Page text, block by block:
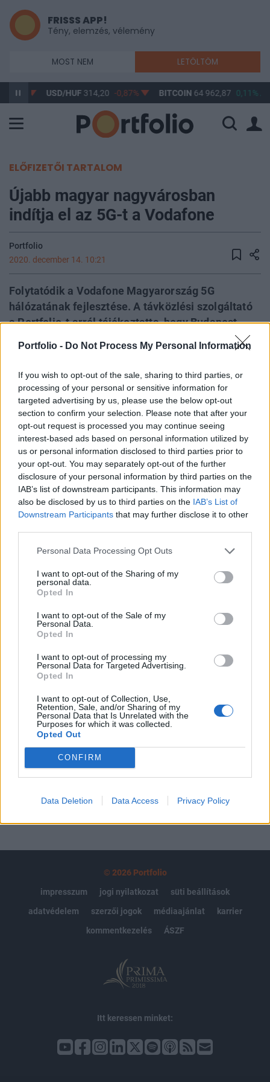
Portfolio - Do Not Process My Personal Information
If you wish to opt-out of the sale, sharing to third parties, or
processing of your personal or sensitive information for
targeted advertising by us, please use the below opt-out
section to confirm your selection. Please note that after your
opt-out request is processed you may continue seeing
interest-based ads based on personal information utilized by
us or personal information disclosed to third parties prior to
your opt-out. You may separately opt-out of the further
disclosure of your personal information by third parties on the
IAB’s list of downstream participants. This information may
also be disclosed by us to third parties on the IAB’s List of
Downstream Participants that may further disclose it to other
Personal Data Processing Opt Outs
I want to opt-out of the Sharing of my
personal data.
Opted In
I want to opt-out of the Sale of my
Personal Data.
Opted In
I want to opt-out of processing my
Personal Data for Targeted Advertising.
Opted In
I want to opt-out of Collection, Use,
Retention, Sale, and/or Sharing of my
Personal Data that Is Unrelated with the
Purposes for which it was collected.
Opted Out
CONFIRM
Data Deletion Data Access Privacy Policy
FRISSS APP!
Tény, elemzés, vélemény
MOST NEM LETÖLTÖM
USD/HUF314,20 -0,87% BITCOIN64 962,87 0,11%
ELŐFIZETŐI TARTALOM
Újabb magyar nagyvárosban
indítja el az 5G-t a Vodafone
Portfolio
2020. december 14. 10:21
Folytatódik a Vodafone Magyarország 5G
hálózatának fejlesztése. A távközlési szolgáltató
a Portfolio-t arról tájékoztatta, hogy Budapest,
belvárosában indítja el kereskedelmi 5G
szolgáltatását 2 bázisállomással. A most
bejelentett fejlesztéssel a lakosság mellett a
székesfehérvári vállalkozások is
megtapasztalhatják az újgenerációs mobilhálózat
képességeit.
A Vodafone hétfői bejelentése szerint december 14-től
Székesfehérváron is elérhetővé válik a szolgáltató
kereskedelmi 5G szolgáltatása. A székesfehérvári 5G
szolgáltatás 2 bázisállomás felkapcsolásával indul el a
Fejér megyei megyeszékhely belvárosában. A közlemény
emlékeztet: a Vodafone Magyarország 2019-ben a hazai
szolgáltatók közül elsőként indította el...
KEDVES OLVASÓNK!
tartozik, melynek olvasása előfizetéses
regisztrációhoz kötött.
Az előfizetés a következőket tartalmazza:
Portfolio.hu teljes cikkarchívum
kötéslistái
MÁR ELŐFIZETŐNK VAGY?BEJELENTKEZÉS
© 2026 Portfolio
impresszum
jogi nyilatkozat
süti beállítások
adatvédelem
szerzői jogok médiaajánlat
karrier
kommentkezelés
ÁSZF
Itt keressen minket: